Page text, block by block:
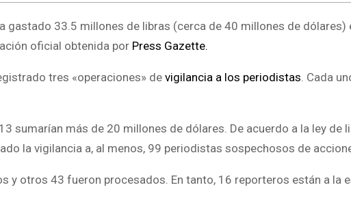
gastado 33.5 millones de libras (cerca de 40 millones de dólares)
oficial obtenida por Press Gazette.
tres «operaciones» de vigilancia a los periodistas. Cada
sumarían más de 20 millones de dólares. De acuerdo a la ley de
la vigilancia a, al menos, 99 periodistas sospechosos de
y otros 43 fueron procesados. En tanto, 16 reporteros están a la